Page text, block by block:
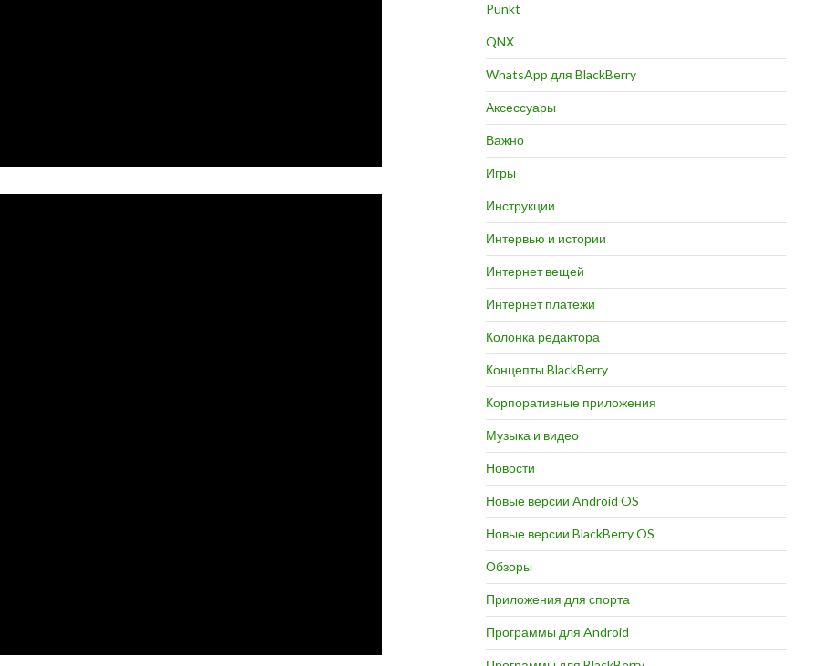
Punkt
QNX
WhatsApp для BlackBerry
Аксессуары
Важно
Игры
Инструкции
Интервью и истории
Интернет вещей
Интернет платежи
Колонка редактора
Концепты BlackBerry
Корпоративные приложения
Музыка и видео
Новости
Новые версии Android OS
Новые версии BlackBerry OS
Обзоры
Приложения для спорта
Программы для Android